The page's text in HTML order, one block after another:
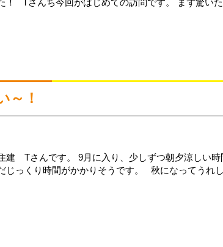
！ Tさんち今回がはじめての訪問です。 まず驚い
～！
Tさんです。 9月に入り、少しずつ朝夕涼しい時
じっくり時間がかかりそうです。 秋になってうれ